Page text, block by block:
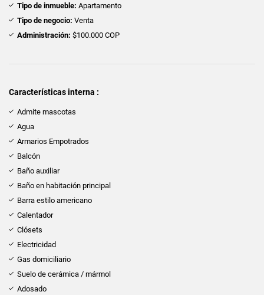
Tipo de inmueble: Apartamento
Tipo de negocio: Venta
Administración: $100.000 COP
Características interna :
Admite mascotas
Agua
Armarios Empotrados
Balcón
Baño auxiliar
Baño en habitación principal
Barra estilo americano
Calentador
Clósets
Electricidad
Gas domiciliario
Suelo de cerámica / mármol
Adosado